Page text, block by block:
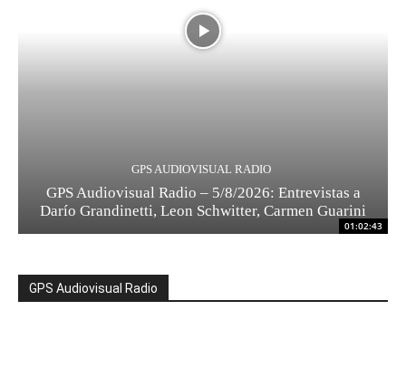
01:02:43
GPS AUDIOVISUAL RADIO
GPS Audiovisual Radio – 5/8/2026: Entrevistas a
Darío Grandinetti, Leon Schwitter, Carmen Guarini
GPS Audiovisual Radio